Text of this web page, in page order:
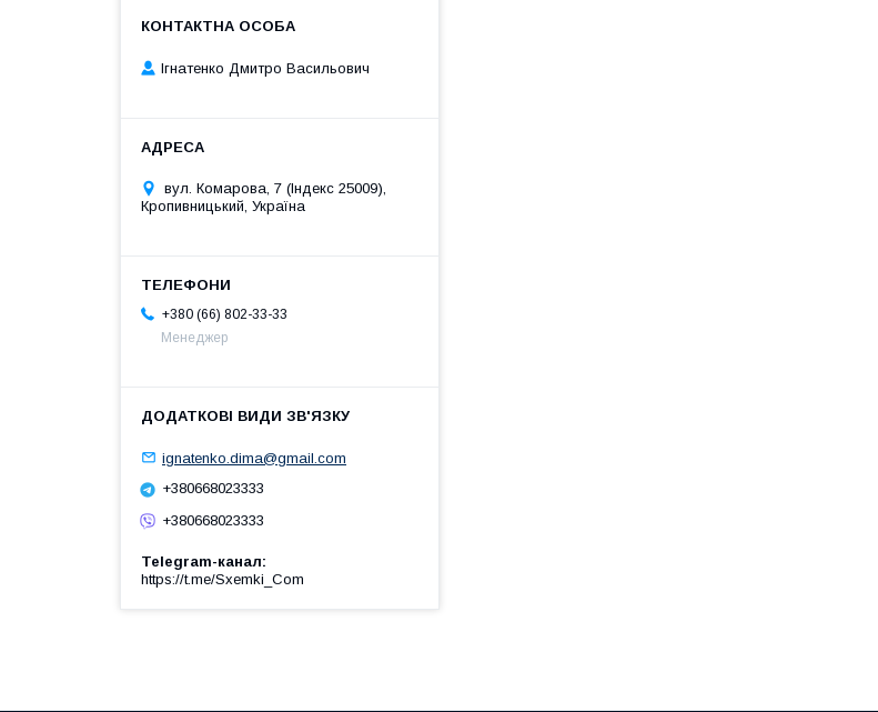
Ігнатенко Дмитро Васильович
вул. Комарова, 7 (Індекс 25009),
Кропивницький, Україна
+380 (66) 802-33-33
Менеджер
ignatenko.dima@gmail.com
+380668023333
+380668023333
Telegram-канал
https://t.me/Sxemki_Com